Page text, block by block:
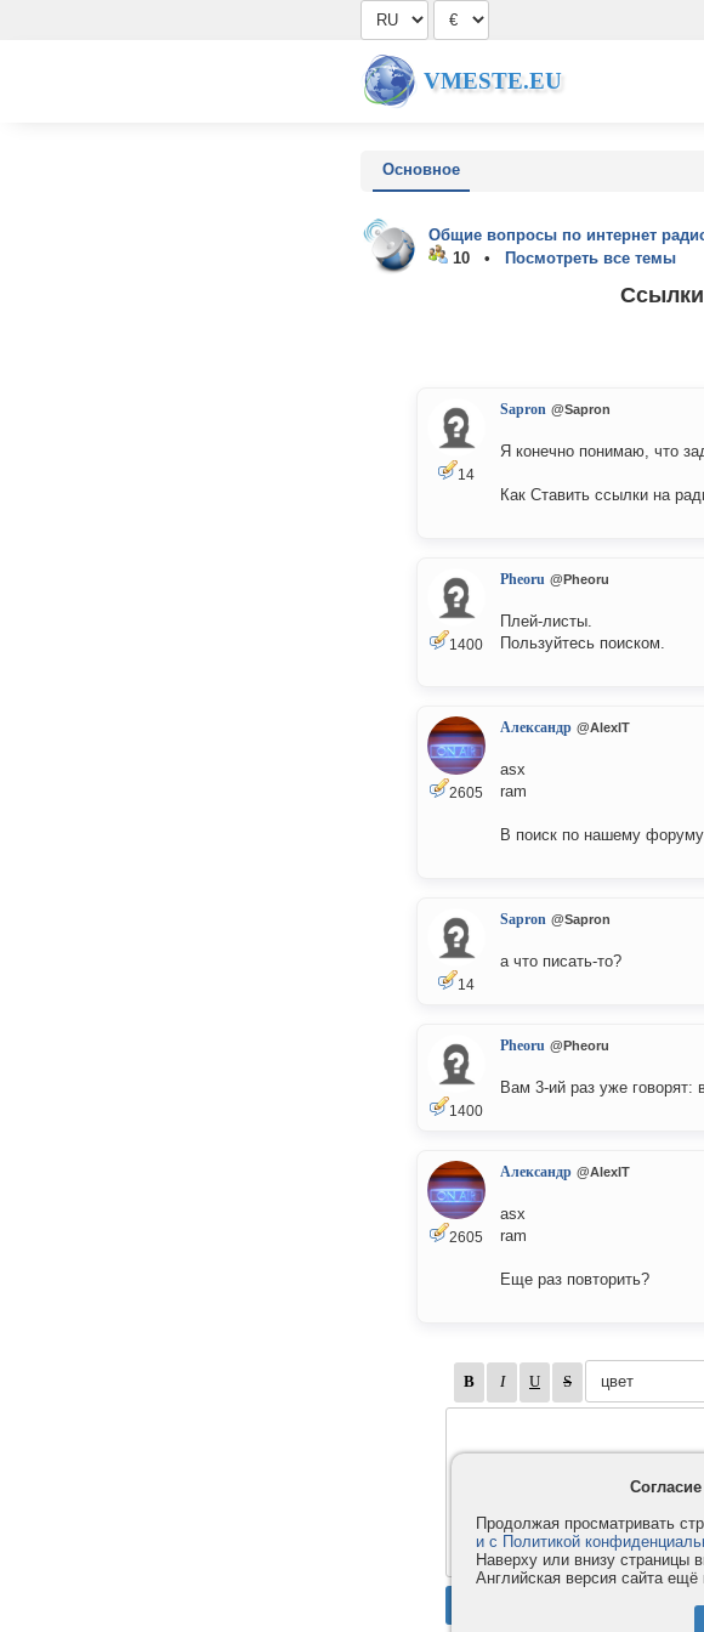
VMESTE.EU
Основное
Общие вопросы по интернет
10 •
Посмотреть все темы
Ссылки
14
Sapron @Sapron
Я конечно понимаю, что
Как Ставить ссылки на
1400
Pheoru @Pheoru
Плей-листы.
Пользуйтесь поиском.
2605
Александр @AlexIT
asx
ram
В поиск по нашему
14
Sapron @Sapron
а что писать-то?
1400
Pheoru @Pheoru
Вам 3-ий раз уже говорят:
2605
Александр @AlexIT
asx
ram
Еще раз повторить?
Продолжая просматривать
и с Политикой
Наверху или внизу страницы
Английская версия сайта